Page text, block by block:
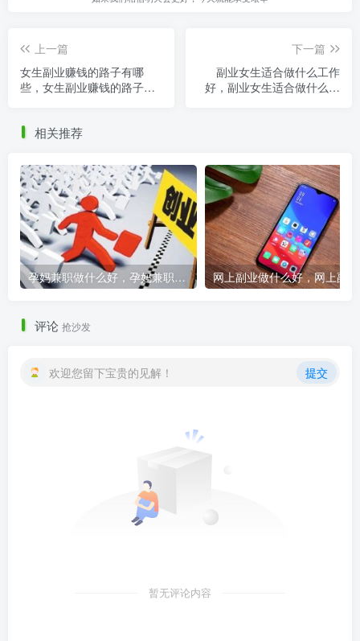
上一篇
女生副业赚钱的路子有哪
些，女生副业赚钱的路子有
下一篇
副业女生适合做什么工作
好，副业女生适合做什么工
相关推荐
孕妈兼职做什么好，孕妈兼职做什么好一点？
评论 抢沙发
欢迎您留下宝贵的见解！ 提交
暂无评论内容